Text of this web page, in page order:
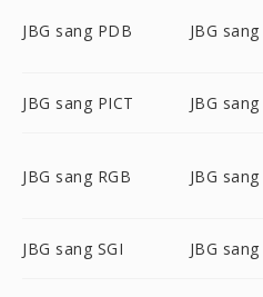
JBG sang PDB JBG
JBG sang PICT JBG
JBG sang RGB JBG
JBG sang SGI JBG